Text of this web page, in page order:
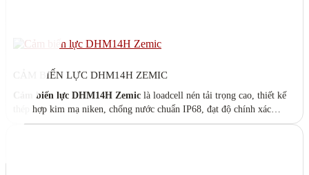
CẢM BIẾN LỰC DHM14H ZEMIC
Cảm biến lực DHM14H Zemic là loadcell nén tải trọng cao, thiết kế
thép hợp kim mạ niken, chống nước chuẩn IP68, đạt độ chính xác
OIML R60 C3. Dòng loadcell chuyên dụng chotrạm cân xe tải 40T –